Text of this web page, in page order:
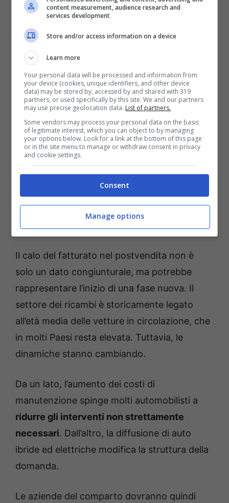
manutenzioni, spesso rinviate
parco auto, con l’aumento dei modelli
elettrificati
Proprio l’elettrificazione rappresenta un
elemento chiave: le auto elettriche, infatti,
hannomeno componenti soggetti a usura
rispetto ai motori termici
diretto sulla domanda di ricambi tradizionali.
Un mercato che cambia:
quali scenari per il 2026
Il calo del fatturato nel postvendita non è
solo un dato congiunturale, ma potrebbe
rappresentare l’inizio di una fase nuova. Il
settore dei ricambi è storicamente legato
all’età media delle vetture in circolazione, che
in molti Paesi resta elevata. Tuttavia, le
dinamiche stanno cambiando.
Da un lato, l’aumento dei costi di
manutenzione spinge molti automobilisti a
ridurre gli interventi non strettamente
necessari. Dall’altro, la diffusione di auto
ibride ed elettriche modifica la struttura della
domanda.
Le aziende del comparto dovranno quindi
content measurement, audience research and
services development
Store and/or access information on a device
Learn more
Your personal data will be processed and information from
your device (cookies, unique identifiers, and other device
data) may be stored by, accessed by and shared with 319
partners, or used specifically by this site. We and our partners
may use precise geolocation data. List of partners.
Some vendors may process your personal data on the basis
of legitimate interest, which you can object to by managing
your options below. Look for a link at the bottom of this page
or in the site menu to manage or withdraw consent in privacy
and cookie settings.
Consent
Manage options